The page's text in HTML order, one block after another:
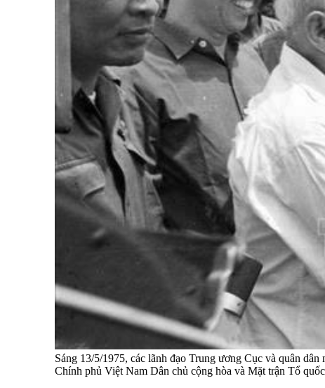
Sáng 13/5/1975, các lãnh đạo Trung ương Cục và quân
Chính phủ Việt Nam Dân chủ cộng hòa và Mặt trận Tổ